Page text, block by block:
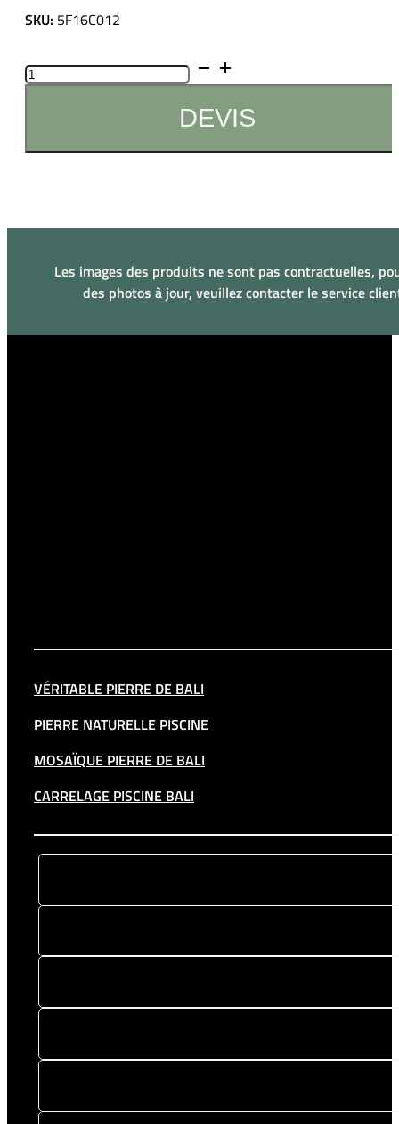
SKU: 5F16C012
quantité
de
123
DEVIS
Les images des produits ne sont pas contractuelles,
des photos à jour, veuillez contacter le service
VÉRITABLE PIERRE DE BALI
PIERRE NATURELLE PISCINE
MOSAÏQUE PIERRE DE BALI
CARRELAGE PISCINE BALI